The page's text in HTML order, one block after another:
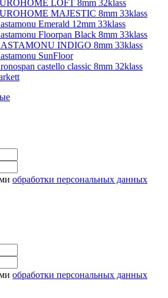
LOFT 8mm 32klass
MAJESTIC 8mm 33klass
Emerald 12mm 33klass
Floorpan Black 8mm 33klass
INDIGO 8mm 33klass
SunFloor
castello classic 8mm 32klass
обработки персональных данных
обработки персональных данных